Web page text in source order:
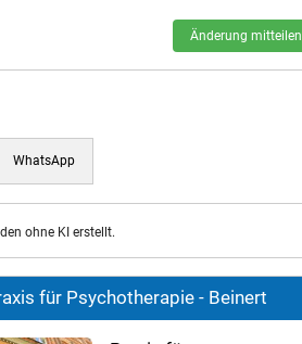
Änderung mitteilen
WhatsApp
ohne KI erstellt.
für Psychotherapie - Beinert